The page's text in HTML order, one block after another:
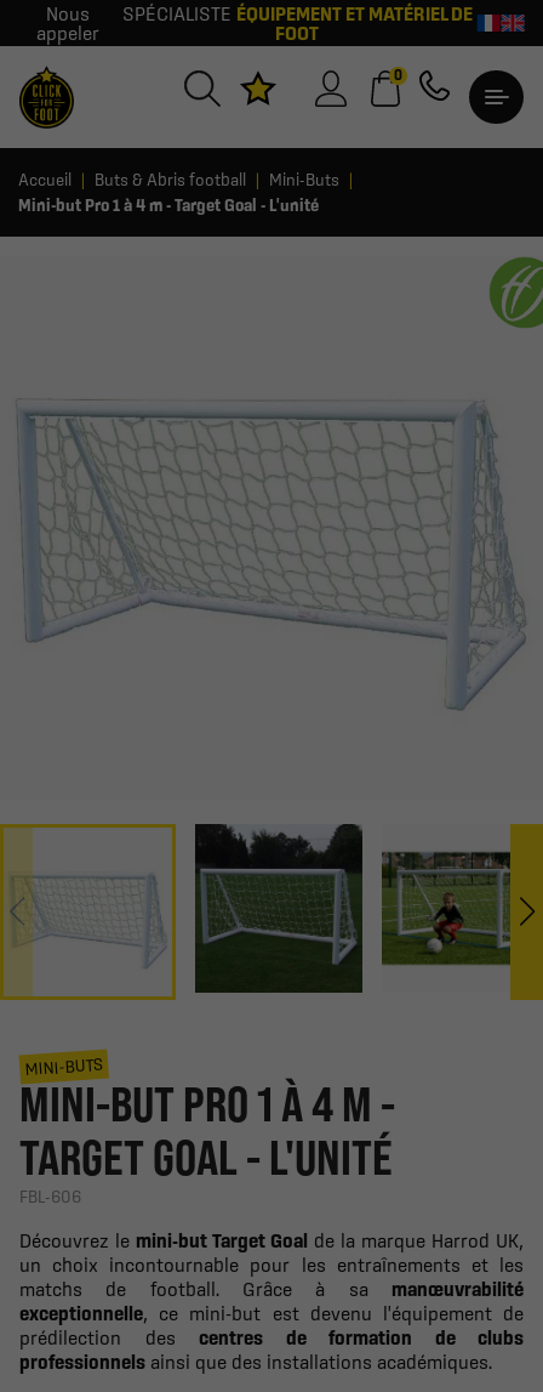
Nous
appeler
SPÉCIALISTE ÉQUIPEMENT ET MATÉRIEL DE
FOOT
0
Accueil Buts & Abris football
Mini-Buts
Mini-but Pro 1 à 4 m - Target Goal - L'unité
MINI-BUTS
MINI-BUT PRO 1 À 4 M -
TARGET GOAL - L'UNITÉ
FBL-606
Découvrez le mini-but Target Goal de la marque Harrod UK,
un choix incontournable pour les entraînements et les
matchs de football. Grâce à sa manœuvrabilité
exceptionnelle, ce mini-but est devenu l'équipement de
prédilection des centres de formation de clubs
professionnels ainsi que des installations académiques.